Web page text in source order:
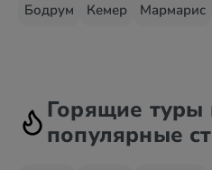
Бодрум
Кемер Мармарис
Горящие туры
популярные